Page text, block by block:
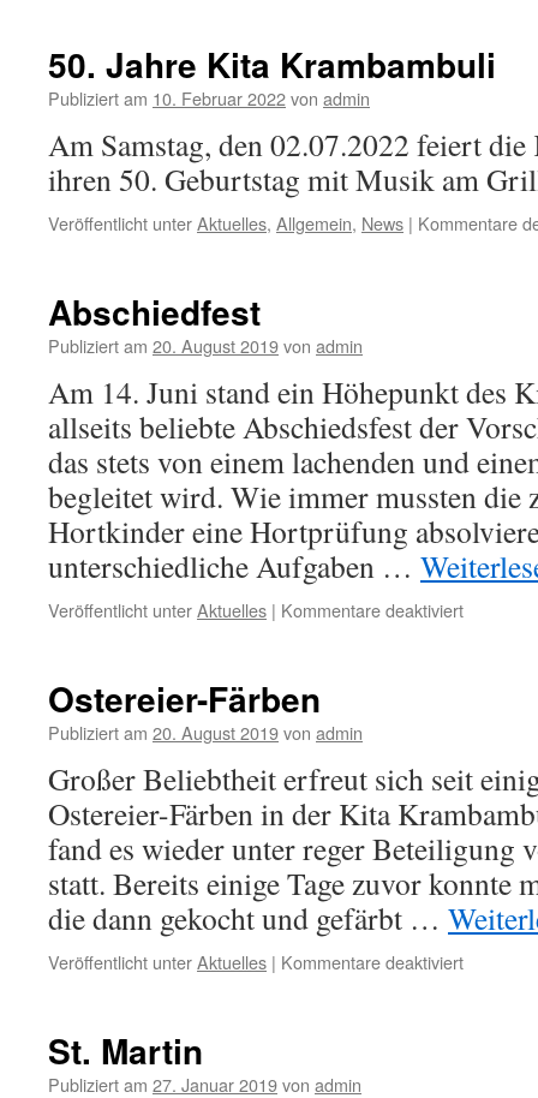
50. Jahre Kita Krambambuli
Publiziert am 10. Februar 2022von admin
Am Samstag, den 02.07.2022 feiert
ihren 50. Geburtstag mit Musik am
Veröffentlicht unterAktuelles, Allgemein, News | Kommentare
Abschiedfest
Publiziert am 20. August 2019von admin
Am 14. Juni stand ein Höhepunkt des
allseits beliebte Abschiedsfest der
das stets von einem lachenden und
begleitet wird. Wie immer mussten die
Hortkinder eine Hortprüfung
unterschiedliche Aufgaben …
Veröffentlicht unterAktuelles | Kommentare deaktiviert
Ostereier-Färben
Publiziert am 20. August 2019von admin
Großer Beliebtheit erfreut sich seit
Ostereier-Färben in der Kita
fand es wieder unter reger Beteiligung
statt. Bereits einige Tage zuvor konnte
die dann gekocht und gefärbt …
Veröffentlicht unterAktuelles | Kommentare deaktiviert
St. Martin
Publiziert am 27. Januar 2019von admin